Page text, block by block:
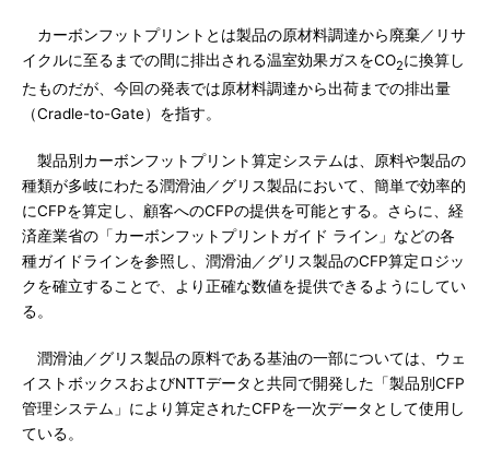
カーボンフットプリントとは製品の原材料調達から廃棄／リサ
イクルに至るまでの間に排出される温室効果ガスをCO2に換算し
たものだが、今回の発表では原材料調達から出荷までの排出量
（Cradle-to-Gate）を指す。
製品別カーボンフットプリント算定システムは、原料や製品の
種類が多岐にわたる潤滑油／グリス製品において、簡単で効率的
にCFPを算定し、顧客へのCFPの提供を可能とする。さらに、経
済産業省の「カーボンフットプリントガイド ライン」などの各
種ガイドラインを参照し、潤滑油／グリス製品のCFP算定ロジッ
クを確立することで、より正確な数値を提供できるようにしてい
る。
潤滑油／グリス製品の原料である基油の一部については、ウェ
イストボックスおよびNTTデータと共同で開発した「製品別CFP
管理システム」により算定されたCFPを一次データとして使用し
ている。